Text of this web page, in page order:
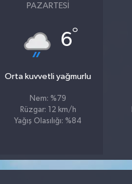
PAZARTESI
6°
Orta kuvvetli yağmurlu
Nem: %79
Rüzgar: 12 km/h
Yağış Olasılığı: %84